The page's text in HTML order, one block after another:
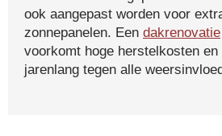
ook aangepast worden voor
zonnepanelen. Een dakrenovatie
voorkomt hoge herstelkosten
jarenlang tegen alle